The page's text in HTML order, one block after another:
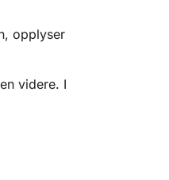
opplyser
videre. I